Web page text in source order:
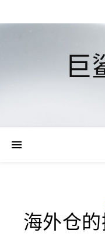
巨
海外仓的